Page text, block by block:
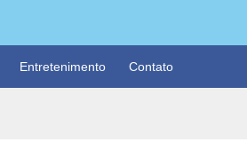
Entretenimento Contato